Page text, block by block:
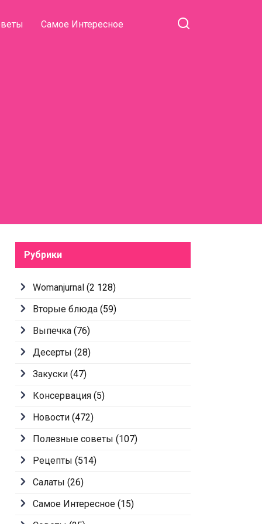
Самое Интересное
Рубрики
Womanjurnal (2 128)
Вторые блюда (59)
Выпечка (76)
Десерты (28)
Закуски (47)
Консервация (5)
Новости (472)
Полезные советы (107)
Рецепты (514)
Салаты (26)
Самое Интересное (15)